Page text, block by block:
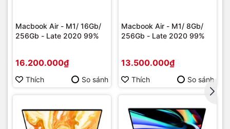
iPad Pro M4 được trang bị cổng USB-C Thunderbolt 3 và
Macbook Air - M1/ 16Gb/
256Gb - Late 2020 99%
16.200.000₫
Thích So sánh
Macbook Air - M1/ 8Gb/
256Gb - Late 2020 99%
13.500.000₫
Thích So sánh